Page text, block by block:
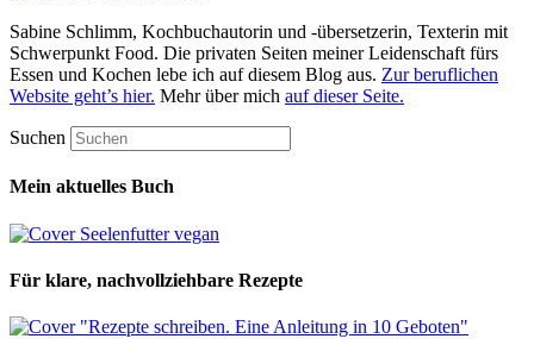
Sabine Schlimm, Kochbuchautorin und -übersetzerin, Texterin mit
Schwerpunkt Food. Die privaten Seiten meiner Leidenschaft fürs
Essen und Kochen lebe ich auf diesem Blog aus. Zur beruflichen
Website geht’s hier. Mehr über mich auf dieser Seite.
Suchen
Mein aktuelles Buch
Für klare, nachvollziehbare Rezepte